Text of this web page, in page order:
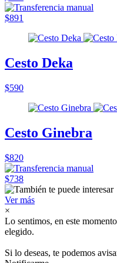
$891
Cesto Deka
$590
Cesto Ginebra
$820
$738
Ver más
×
Lo sentimos, en este
elegido.
Si lo deseas, te podemos